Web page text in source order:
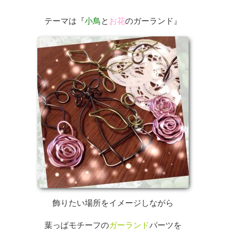
テーマは『小鳥と お花のガーランド』
飾りたい場所をイメージしながら
葉っぱモチーフのガーランドパーツを